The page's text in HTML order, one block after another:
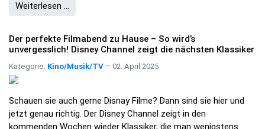
Weiterlesen …
Der perfekte Filmabend zu Hause – So wird’s
unvergesslich! Disney Channel zeigt die nächsten Klassiker
Kategorie: Kino/Musik/TV 02. April 2025
Schauen sie auch gerne Disnay Filme? Dann sind sie hier und
jetzt genau richtig. Der Disney Channel zeigt in den
kommenden Wochen wieder Klassiker, die man wenigstens